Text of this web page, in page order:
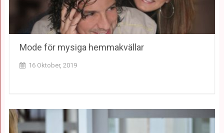
Mode för mysiga hemmakvällar
16 Oktober, 2019